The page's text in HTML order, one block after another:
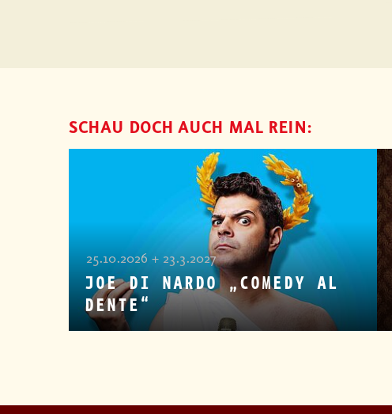
SCHAU DOCH AUCH MAL REIN:
25.10.2026 + 23.3.2027
JOE DI NARDO „COMEDY AL
DENTE“